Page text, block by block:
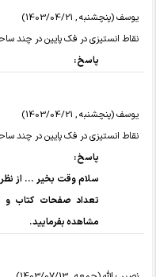
یوسف (پنچشنبه , 1403/04/21)
نقاط انستیزی در فک پایین در چند
پاسخ :
یوسف (پنچشنبه , 1403/04/21)
نقاط انستیزی در فک پایین در چند
پاسخ :
سلام وقت بخیر ... از
تعداد صفحات کتاب
مشاهده بفرمایید.